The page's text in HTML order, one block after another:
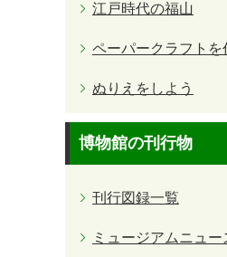
江戸時代の福山
ペーパークラフトを
ぬりえをしよう
博物館の刊行物
刊行図録一覧
ミュージアムニュー